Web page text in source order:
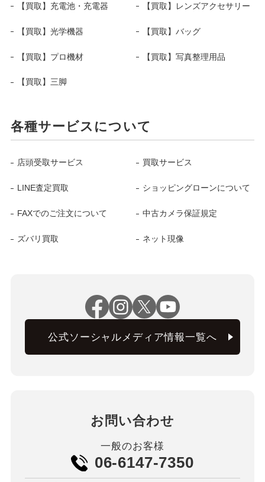
【買取】充電池・充電器 【買取】レンズアクセサリー
【買取】光学機器 【買取】バッグ
【買取】プロ機材 【買取】写真整理用品
【買取】三脚
各種サービスについて
店頭受取サービス 買取サービス
LINE査定買取 ショッピングローンについて
FAXでのご注文について 中古カメラ保証規定
ズバリ買取 ネット現像
公式ソーシャルメディア情報一覧へ
お問い合わせ
一般のお客様
06-6147-7350